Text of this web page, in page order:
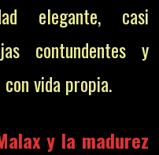
elegante, casi
contundentes y
vida propia.
y la madurez